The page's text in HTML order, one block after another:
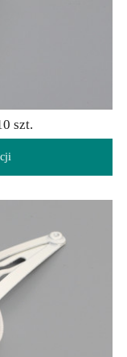
szt.